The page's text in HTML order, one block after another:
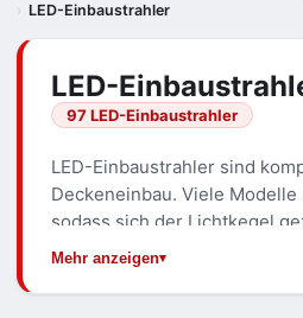
LED-Einbaustrahler
LED-
97 LED-Einbaustrahler
LED-Einbaustrahler sind
Deckeneinbau. Viele Modelle
sodass sich der Lichtkegel
etwa auf eine Wand, ein Bild
Mehr anzeigen